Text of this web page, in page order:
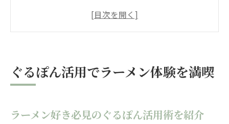
ラーメンとぐるぽんで実現する賢い食事法
ツ
ぐるぽん活用でラーメン体験を満喫
ラーメン好き必見のぐるぽん活用術を紹介